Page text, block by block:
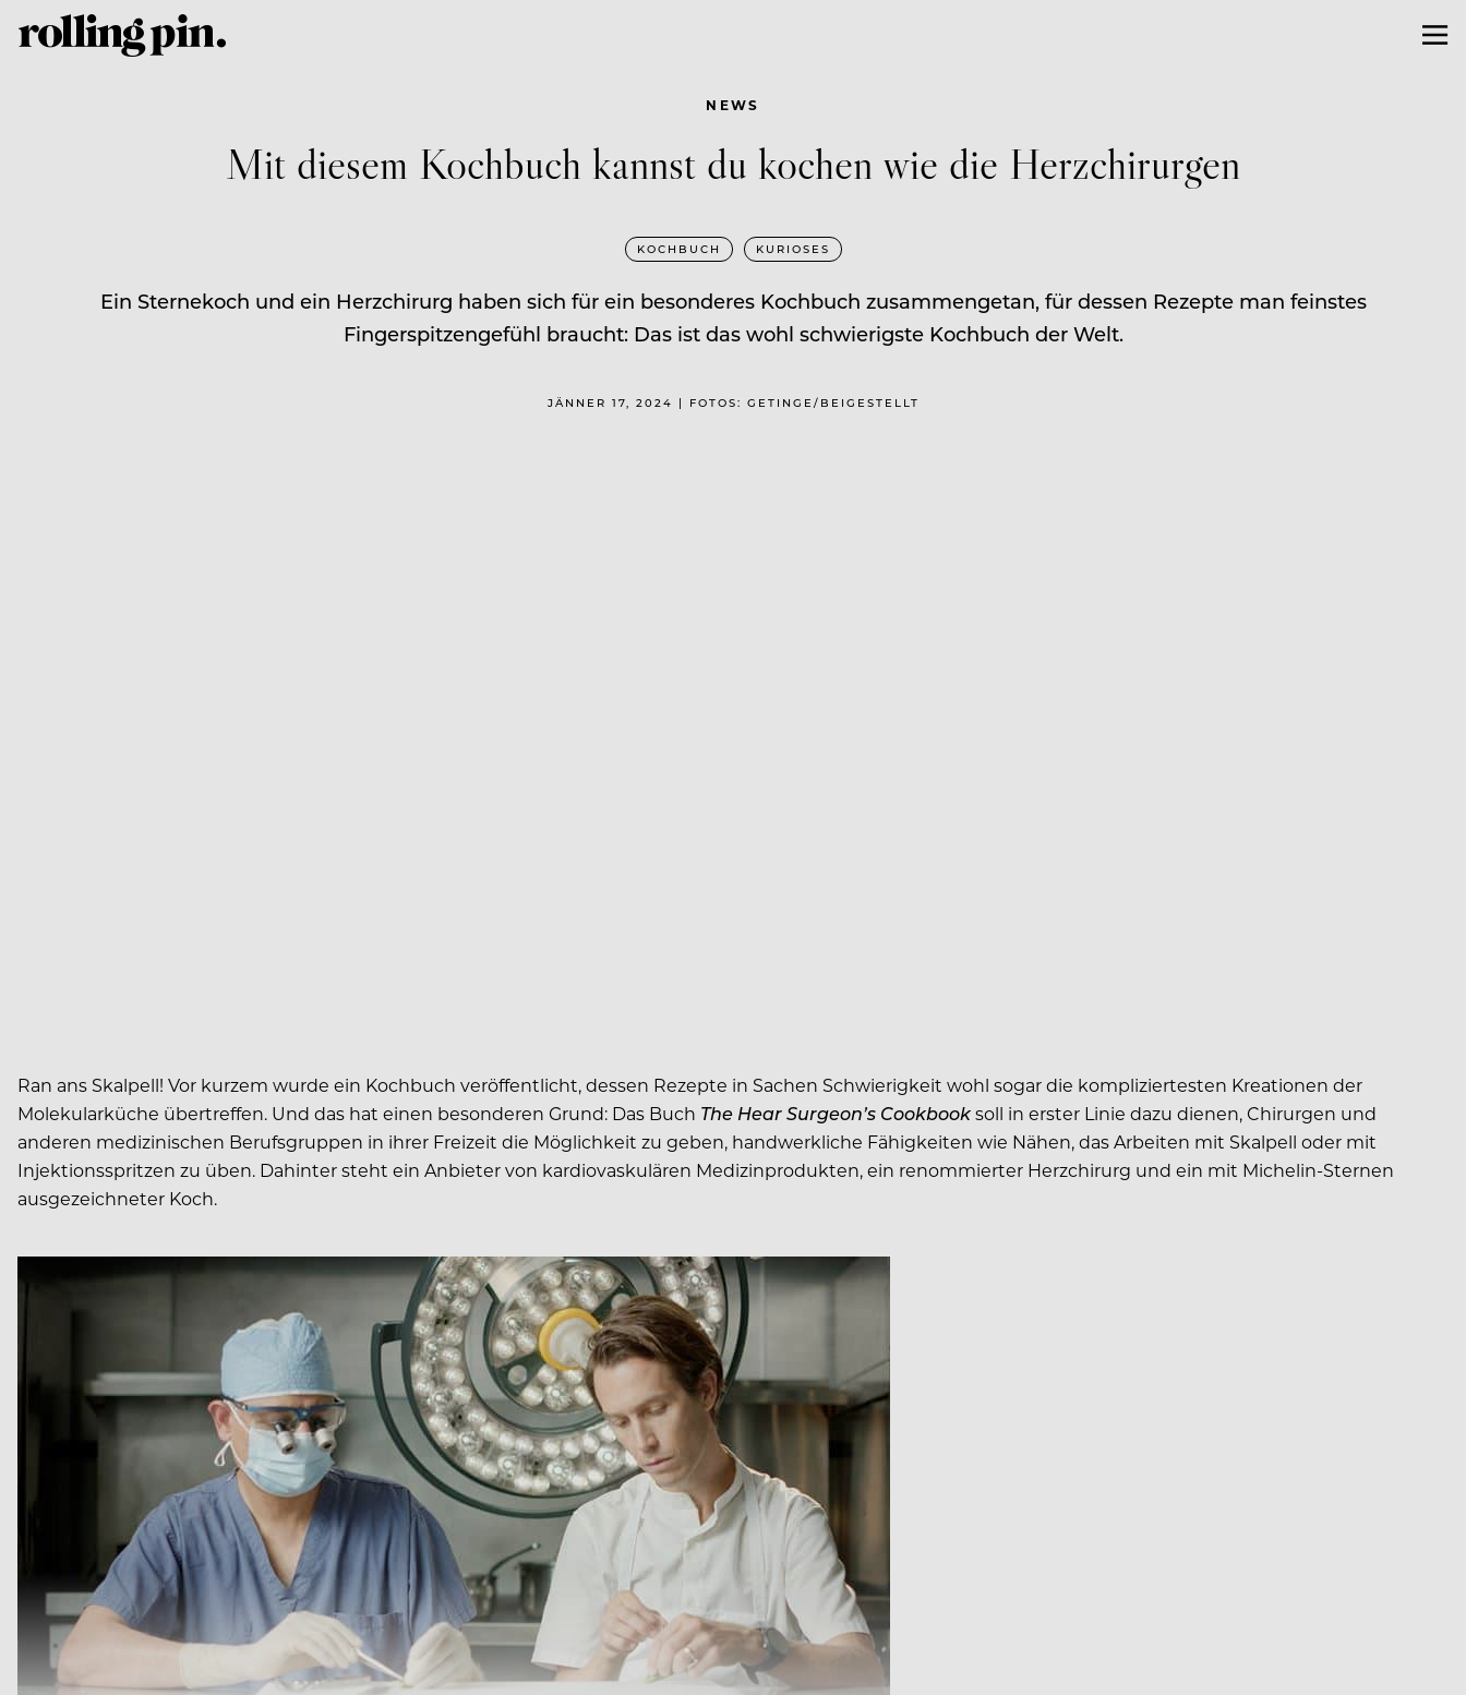
NEWS
Mit diesem Kochbuch kannst du kochen wie die Herzchirurgen
KOCHBUCH KURIOSES
Ein Sternekoch und ein Herzchirurg haben sich für ein besonderes Kochbuch zusammengetan, für dessen Rezepte man feinstes
Fingerspitzengefühl braucht: Das ist das wohl schwierigste Kochbuch der Welt.
JÄNNER 17, 2024 | FOTOS: GETINGE/BEIGESTELLT
Ran ans Skalpell! Vor kurzem wurde ein Kochbuch veröffentlicht, dessen Rezepte in Sachen Schwierigkeit wohl sogar die kompliziertesten Kreationen der
Molekularküche übertreffen. Und das hat einen besonderen Grund: Das Buch The Hear Surgeon’s Cookbooksoll in erster Linie dazu dienen, Chirurgen und
anderen medizinischen Berufsgruppen in ihrer Freizeit die Möglichkeit zu geben, handwerkliche Fähigkeiten wie Nähen, das Arbeiten mit Skalpell oder mit
Injektionsspritzen zu üben. Dahinter steht ein Anbieter von kardiovaskulären Medizinprodukten, ein renommierter Herzchirurg und ein mit Michelin-Sternen
ausgezeichneter Koch.